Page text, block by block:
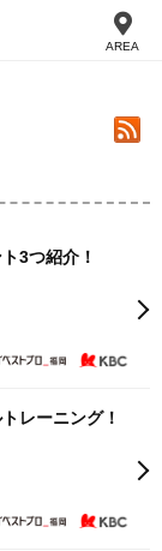
AREA
3つ紹介！
レーニング！